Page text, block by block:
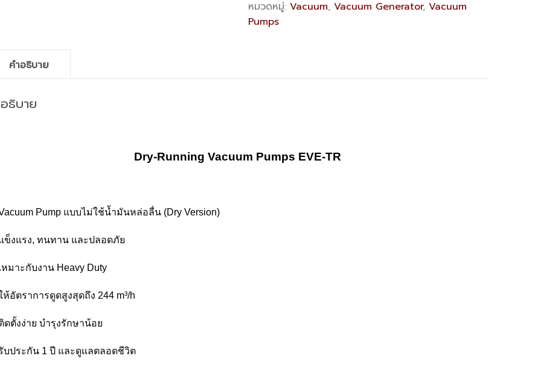
หมวดหมู่: Vacuum, Vacuum Generator, Vacuum
Pumps
คำอธิบาย
ธิบาย
Dry-Running Vacuum Pumps EVE-TR
Pump แบบไม่ใช้น้ำมันหล่อลื่น (Dry Version)
ข็งแรง, ทนทาน และปลอดภัย
หมาะกับงาน Heavy Duty
อัตราการดูดสูงสุดถึง 244 m³/h
ดตั้งง่าย บำรุงรักษาน้อย
บประกัน 1 ปี และดูแลตลอดชีวิต